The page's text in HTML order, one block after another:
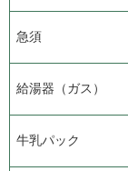
急須
給湯器（ガス）
牛乳パック